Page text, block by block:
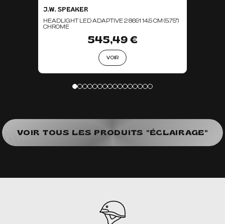
J.W. SPEAKER
HEADLIGHT LED ADAPTIVE 2 8691 14.5 CM (5.75'')
CHROME
545,49 €
VOIR
VOIR TOUS LES PRODUITS "ÉCLAIRAGE"